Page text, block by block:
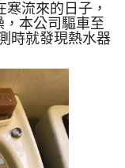
流來的日子，
本公司驅車至
時就發現熱水器
管清洗機，灌
，開啟 水管清
洗出髒水，越洗
小時後， 熱水
的心情來洗澡
生鐵鏽跟泥沙堆
水含有氧化錳，
...